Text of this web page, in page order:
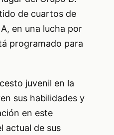
de cuartos de
en una lucha por
programado para
juvenil en la
sus habilidades y
en este
actual de sus